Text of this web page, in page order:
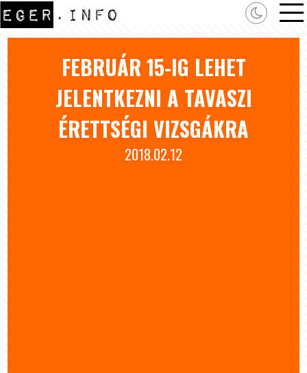
FEBRUÁR 15-IG LEHET
JELENTKEZNI A TAVASZI
ÉRETTSÉGI VIZSGÁKRA
2018.02.12